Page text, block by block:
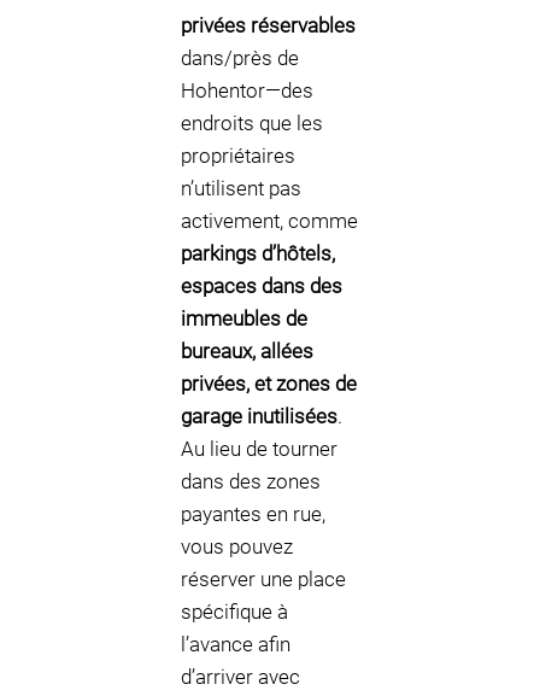
privées réservables
dans/près de
Hohentor—des
endroits que les
propriétaires
n’utilisent pas
activement, comme
parkings d’hôtels,
espaces dans des
immeubles de
bureaux, allées
privées, et zones de
garage inutilisées.
Au lieu de tourner
dans des zones
payantes en rue,
vous pouvez
réserver une place
spécifique à
l’avance afin
d’arriver avec